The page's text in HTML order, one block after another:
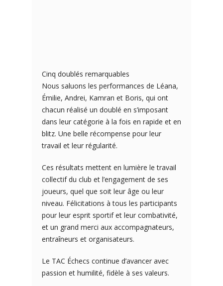
Cinq doublés remarquables
Nous saluons les performances de Léana,
Émilie, Andrei, Kamran et Boris, qui ont
chacun réalisé un doublé en s’imposant
dans leur catégorie à la fois en rapide et en
blitz. Une belle récompense pour leur
travail et leur régularité.
Ces résultats mettent en lumière le travail
collectif du club et l’engagement de ses
joueurs, quel que soit leur âge ou leur
niveau. Félicitations à tous les participants
pour leur esprit sportif et leur combativité,
et un grand merci aux accompagnateurs,
entraîneurs et organisateurs.
Le TAC Échecs continue d’avancer avec
passion et humilité, fidèle à ses valeurs.